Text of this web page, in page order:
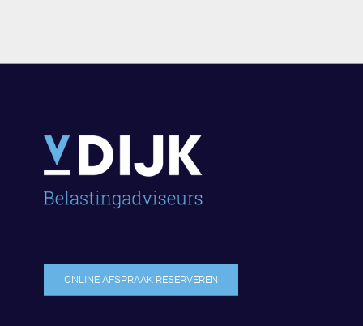
ONLINE AFSPRAAK RESERVEREN